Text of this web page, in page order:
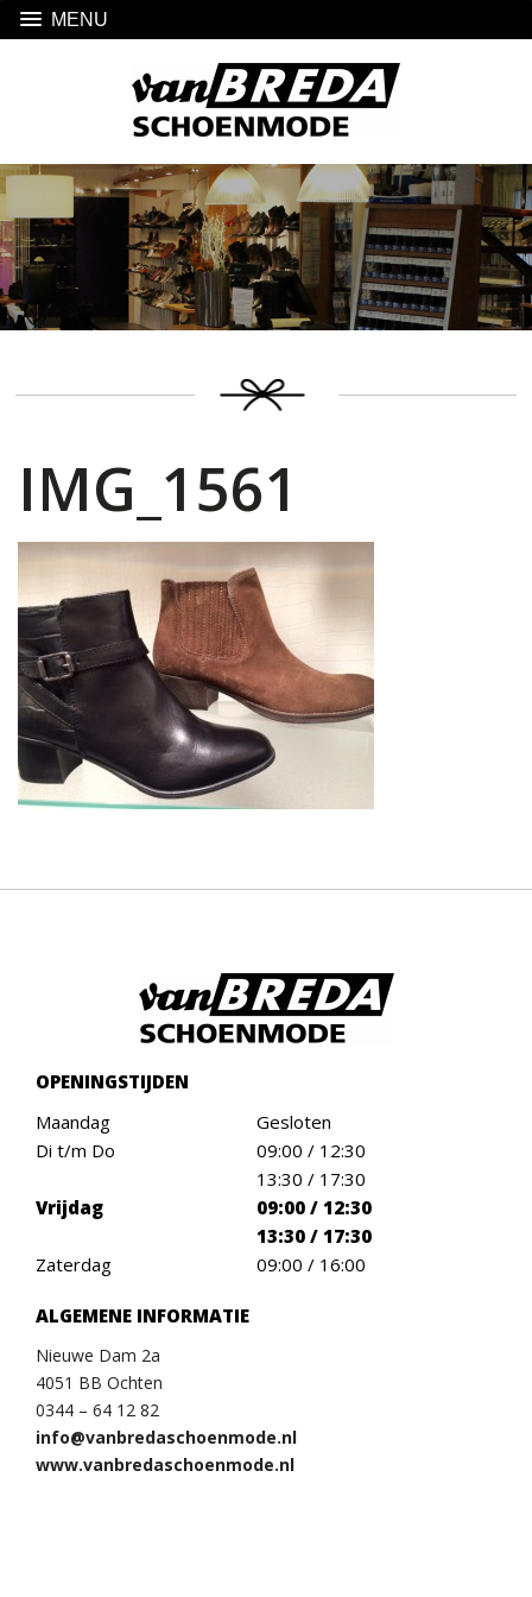
MENU
IMG_1561
OPENINGSTIJDEN
Maandag
Gesloten
Di t/m Do
09:00 / 12:30
13:30 / 17:30
Vrijdag
09:00 / 12:30
13:30 / 17:30
Zaterdag
09:00 / 16:00
ALGEMENE INFORMATIE
Nieuwe Dam 2a
4051 BB Ochten
0344 – 64 12 82
info@vanbredaschoenmode.nl
www.vanbredaschoenmode.nl